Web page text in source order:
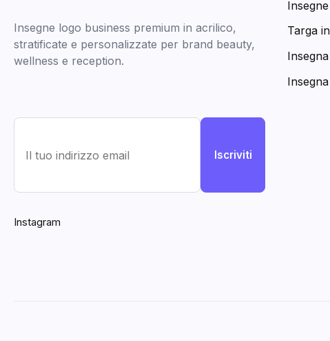
Insegne logo business premium in acrilico,
stratificate e personalizzate per brand beauty,
wellness e reception.
Iscriviti
Instagram
Targa